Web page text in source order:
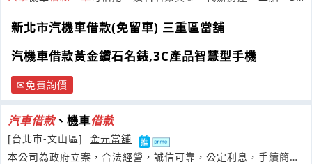
新北市汽機車借款(免留車) 三重區當舖
汽機車借款黃金鑽石名錶,3C產品智慧型手機
免費詢價
汽車借款、機車借款
[台北市-文山區]
金元當舖
本公司為政府立案，合法經營，誠信可靠，公定利息，手續簡